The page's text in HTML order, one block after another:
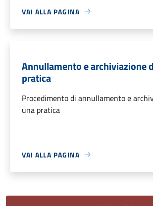
VAI ALLA PAGINA
Annullamento e archiviazione
pratica
Procedimento di annullamento e
una pratica
VAI ALLA PAGINA